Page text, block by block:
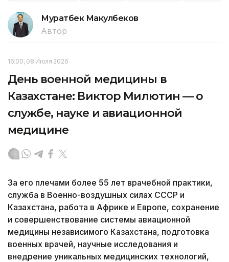
Муратбек Макулбеков
Автор
16:00, 08 Июля 2026
День военной медицины в
Казахстане: Виктор Милютин — о
службе, науке и авиационной
медицине
За его плечами более 55 лет врачебной практики,
служба в Военно-воздушных силах СССР и
Казахстана, работа в Африке и Европе, сохранение
и совершенствование системы авиационной
медицины независимого Казахстана, подготовка
военных врачей, научные исследования и
внедрение уникальных медицинских технологий,